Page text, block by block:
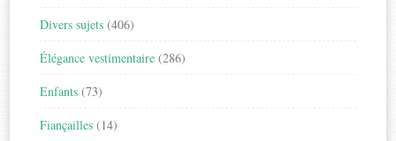
Divers sujets (406)
Élégance vestimentaire (286)
Enfants (73)
Fiançailles (14)